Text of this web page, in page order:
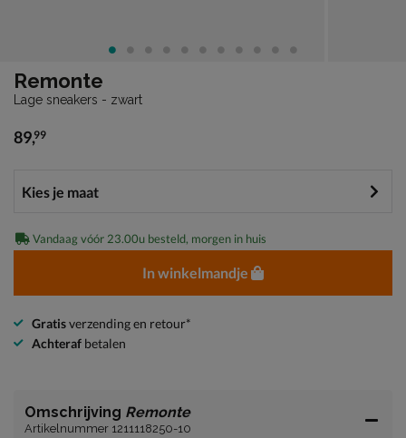
Remonte
Lage sneakers - zwart
€ 89,99
89,99
Vandaag vóór 23.00u besteld, morgen in huis
In winkelmandje
Gratisverzending en retour*
Achteraf betalen
Omschrijving Remonte
Artikelnummer 1211118250-10